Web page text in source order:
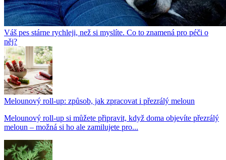
Váš pes stárne rychleji, než si myslíte. Co to znamená pro péči o
něj?
Melounový roll-up: způsob, jak zpracovat i přezrálý meloun
Melounový roll-up si můžete připravit, když doma objevíte přezrálý
meloun – možná si ho ale zamilujete pro...